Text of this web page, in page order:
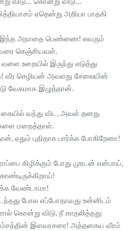
விடு... கொன்று விடு...
ஏதென்று அறியா பாதகி
அநாதை பெண்ணை! எவரும்
கெஞ்சியவள்.
உறையில் இருந்து எடுத்து
செழியன் அவளது சேலையின்
வேகமாக இழுத்தான்.
வந்து விட, அவள் தனது
மறைத்தாள்.
ஏதும் புதிதாக பார்க்க போகிறேனா!
கிழிக்கும் போது முரடன் என்பாய்,
வேண்டாமா!
போல எப்போதாவது உன்னிடம்
கொன்று விடு, நீ காதலித்தது
இளவரசரை! அத்தகைய வீரம்